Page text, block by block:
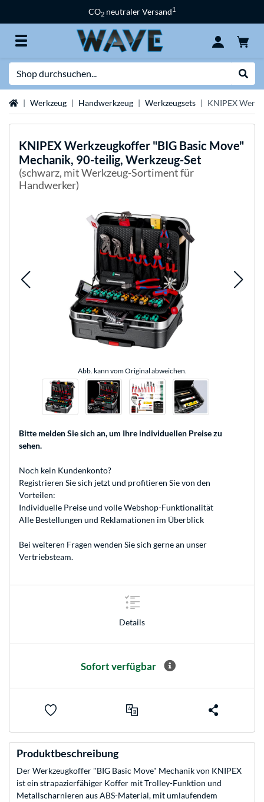
CO2 neutraler Versand1
StartseiteWerkzeug Handwerkzeug Werkzeugsets KNIPEX
KNIPEX Werkzeugkoffer "BIG Basic Move"
Mechanik, 90-teilig, Werkzeug-Set
(schwarz, mit Werkzeug-Sortiment für
Handwerker)
Abb. kann vom Original abweichen.
Bitte melden Sie sich an, um Ihre individuellen Preise zu
sehen.
Noch kein Kundenkonto?
Registrieren Sie sich jetzt und profitieren Sie von den
Vorteilen:
Individuelle Preise und volle Webshop-Funktionalität
Alle Bestellungen und Reklamationen im Überblick
Bei weiteren Fragen wenden Sie sich gerne an unser
Vertriebsteam.
Details
Sofort verfügbar
Produktbeschreibung
Der Werkzeugkoffer "BIG Basic Move" Mechanik von KNIPEX
ist ein strapazierfähiger Koffer mit Trolley-Funktion und
Metallscharnieren aus ABS-Material, mit umlaufendem